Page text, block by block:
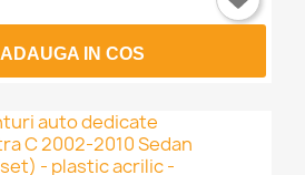
ADAUGA IN COS